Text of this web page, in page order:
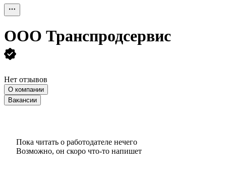
ООО Транспродсервис
Нет отзывов
О компании
Вакансии
Пока читать о работодателе нечего
Возможно, он скоро что‑то напишет